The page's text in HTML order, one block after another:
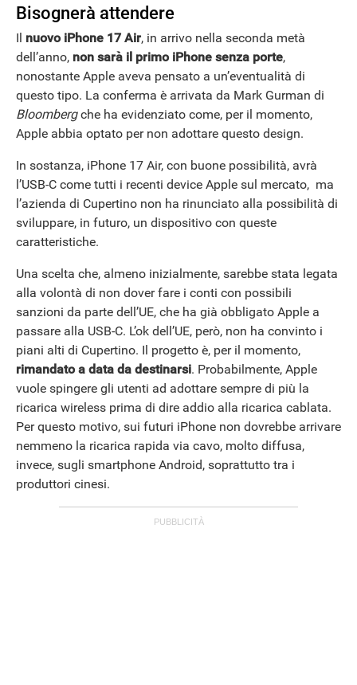
ANDROID
Bisognerà attendere
Il nuovo iPhone 17 Air, in arrivo nella seconda metà
dell’anno, non sarà il primo iPhone senza porte,
nonostante Apple aveva pensato a un’eventualità di
questo tipo. La conferma è arrivata da Mark Gurman di
Bloombergche ha evidenziato come, per il momento,
Apple abbia optato per non adottare questo design.
In sostanza, iPhone 17 Air, con buone possibilità, avrà
l’USB-C come tutti i recenti device Apple sul mercato, ma
l’azienda di Cupertino non ha rinunciato alla possibilità di
sviluppare, in futuro, un dispositivo con queste
caratteristiche.
Una scelta che, almeno inizialmente, sarebbe stata legata
alla volontà di non dover fare i conti con possibili
sanzioni da parte dell’UE, che ha già obbligato Apple a
passare alla USB-C. L’ok dell’UE, però, non ha convinto i
piani alti di Cupertino. Il progetto è, per il momento,
rimandato a data da destinarsi. Probabilmente, Apple
vuole spingere gli utenti ad adottare sempre di più la
ricarica wireless prima di dire addio alla ricarica cablata.
Per questo motivo, sui futuri iPhone non dovrebbe arrivare
nemmeno la ricarica rapida via cavo, molto diffusa,
invece, sugli smartphone Android, soprattutto tra i
produttori cinesi.